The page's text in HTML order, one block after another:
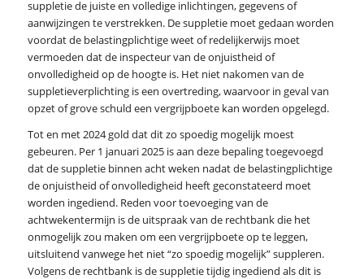
suppletie de juiste en volledige inlichtingen, gegevens of
aanwijzingen te verstrekken. De suppletie moet gedaan worden
voordat de belastingplichtige weet of redelijkerwijs moet
vermoeden dat de inspecteur van de onjuistheid of
onvolledigheid op de hoogte is. Het niet nakomen van de
suppletieverplichting is een overtreding, waarvoor in geval van
opzet of grove schuld een vergrijpboete kan worden opgelegd.
Tot en met 2024 gold dat dit zo spoedig mogelijk moest
gebeuren. Per 1 januari 2025 is aan deze bepaling toegevoegd
dat de suppletie binnen acht weken nadat de belastingplichtige
de onjuistheid of onvolledigheid heeft geconstateerd moet
worden ingediend. Reden voor toevoeging van de
achtwekentermijn is de uitspraak van de rechtbank die het
onmogelijk zou maken om een vergrijpboete op te leggen,
uitsluitend vanwege het niet “zo spoedig mogelijk” suppleren.
Volgens de rechtbank is de suppletie tijdig ingediend als dit is